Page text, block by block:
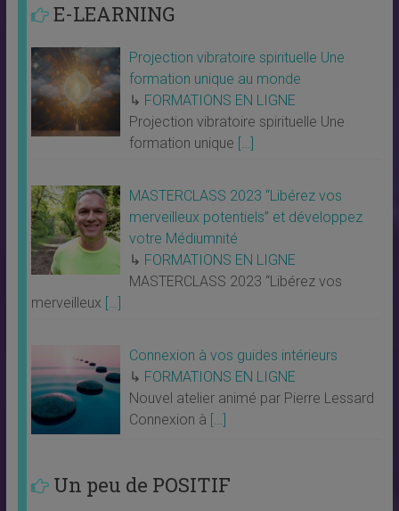
E-LEARNING
Projection vibratoire spirituelle Une
formation unique au monde
↳ FORMATIONS EN LIGNE
Projection vibratoire spirituelle Une
formation unique […]
MASTERCLASS 2023 “Libérez vos
merveilleux potentiels” et développez
votre Médiumnité
↳ FORMATIONS EN LIGNE
MASTERCLASS 2023 “Libérez vos
merveilleux […]
Connexion à vos guides intérieurs
↳ FORMATIONS EN LIGNE
Nouvel atelier animé par Pierre Lessard
Connexion à […]
Un peu de POSITIF